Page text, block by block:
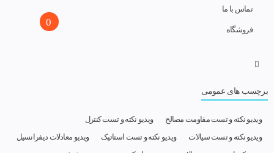
تماس با ما
فروشگاه
برچسب های عمومی
ویدیو نکته و تست مقاومت مصالح
ویدیو نکته و تست کنترل
ویدیو نکته و تست سیالات
ویدیو نکته و تست استاتیک
ویدیو معادلات دیفرانسیل
0